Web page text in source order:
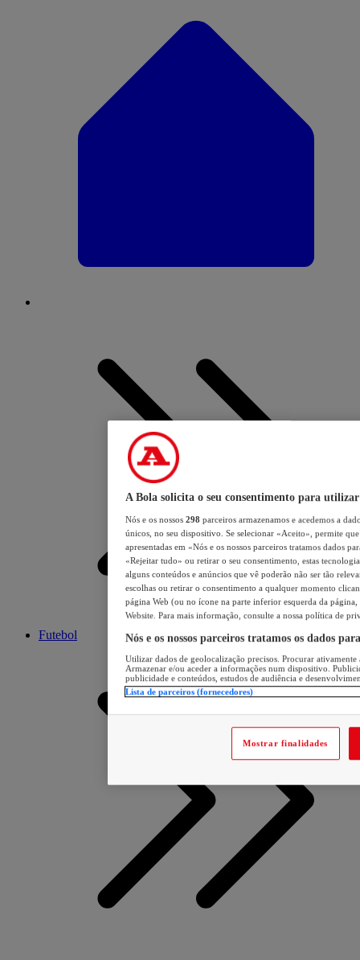
Futebol
A Bola solicita o seu consentimento para utilizar
Nós e os nossos 298 parceiros armazenamos e acedemos a
únicos, no seu dispositivo. Se selecionar «Aceito», permite
apresentadas em «Nós e os nossos parceiros tratamos dados
«Rejeitar tudo» ou retirar o seu consentimento, estas
alguns conteúdos e anúncios que vê poderão não ser tão
escolhas ou retirar o consentimento a qualquer momento
página Web (ou no ícone na parte inferior esquerda da página,
Website. Para mais informação, consulte a nossa política de
Nós e os nossos parceiros tratamos os dados
Utilizar dados de geolocalização precisos. Procurar
Armazenar e/ou aceder a informações num dispositivo.
publicidade e conteúdos, estudos de audiência e
Lista de parceiros (fornecedores)
Mostrar finalidades